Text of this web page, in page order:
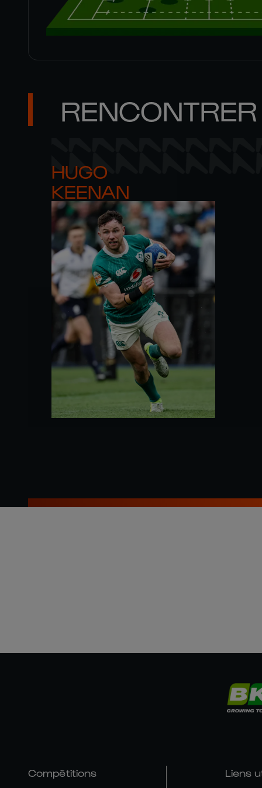
HUGO
KEENAN
Compétitions Liens